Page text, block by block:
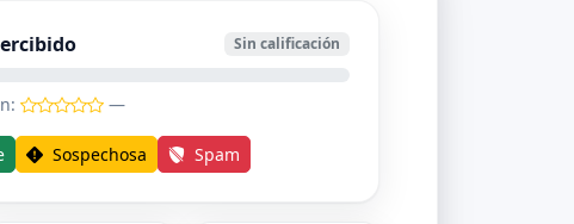
Sin calificación
—
Sospechosa Spam